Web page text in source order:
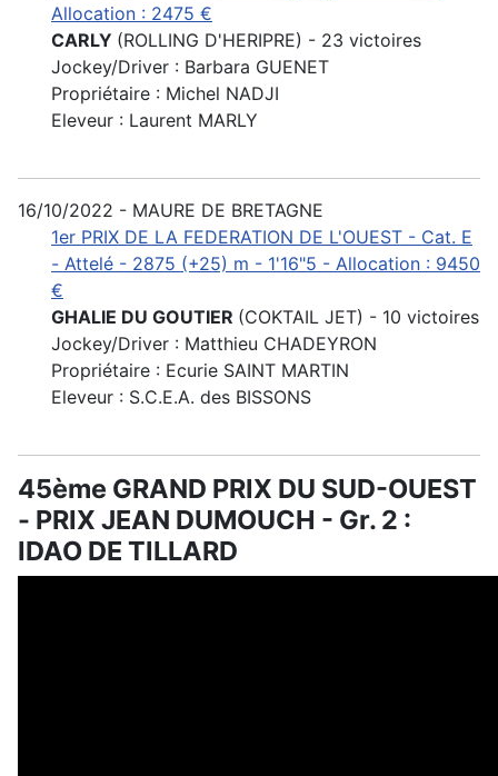
Allocation : 2475 €
CARLY (ROLLING D'HERIPRE) - 23 victoires
Jockey/Driver : Barbara GUENET
Propriétaire : Michel NADJI
Eleveur : Laurent MARLY
16/10/2022 - MAURE DE BRETAGNE
1er PRIX DE LA FEDERATION DE L'OUEST - Cat. E
- Attelé - 2875 (+25) m - 1'16"5 - Allocation : 9450
€
GHALIE DU GOUTIER (COKTAIL JET) - 10 victoires
Jockey/Driver : Matthieu CHADEYRON
Propriétaire : Ecurie SAINT MARTIN
Eleveur : S.C.E.A. des BISSONS
45ème GRAND PRIX DU SUD-OUEST
- PRIX JEAN DUMOUCH - Gr. 2 :
IDAO DE TILLARD